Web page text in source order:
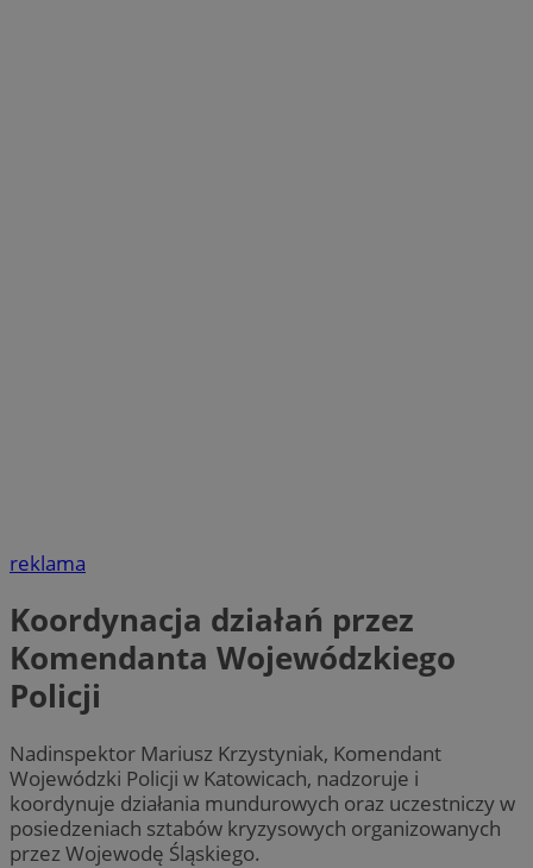
reklama
Koordynacja działań przez
Komendanta Wojewódzkiego
Policji
Nadinspektor Mariusz Krzystyniak, Komendant
Wojewódzki Policji w Katowicach, nadzoruje i
koordynuje działania mundurowych oraz uczestniczy w
posiedzeniach sztabów kryzysowych organizowanych
przez Wojewodę Śląskiego.